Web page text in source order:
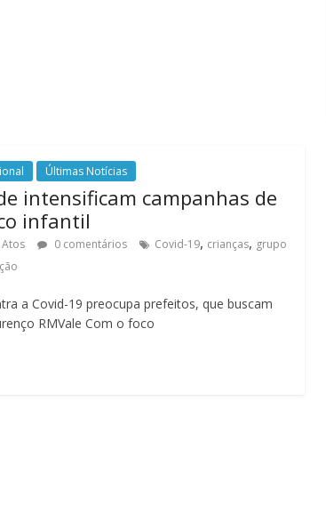
Últimas Notícias
intensificam campanhas de
infantil
Atos 0 comentários Covid-19, crianças, grupo
a Covid-19 preocupa prefeitos, que buscam
RMVale Com o foco